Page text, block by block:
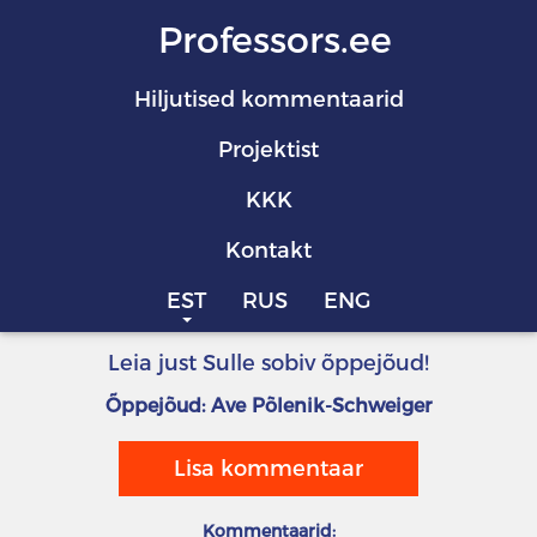
Professors.ee
Hiljutised kommentaarid
Projektist
KKK
Kontakt
EST
RUS ENG
Leia just Sulle sobiv õppejõud!
Õppejõud: Ave Põlenik-Schweiger
Lisa kommentaar
Kommentaarid: